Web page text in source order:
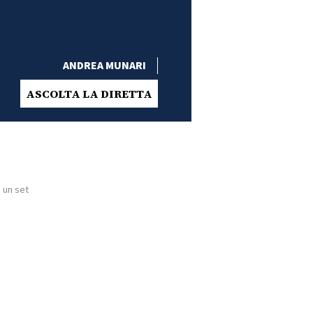
ANDREA MUNARI
ASCOLTA LA DIRETTA
set